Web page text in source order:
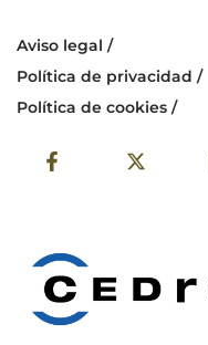
Aviso legal /
Política de privacidad /
Política de cookies /